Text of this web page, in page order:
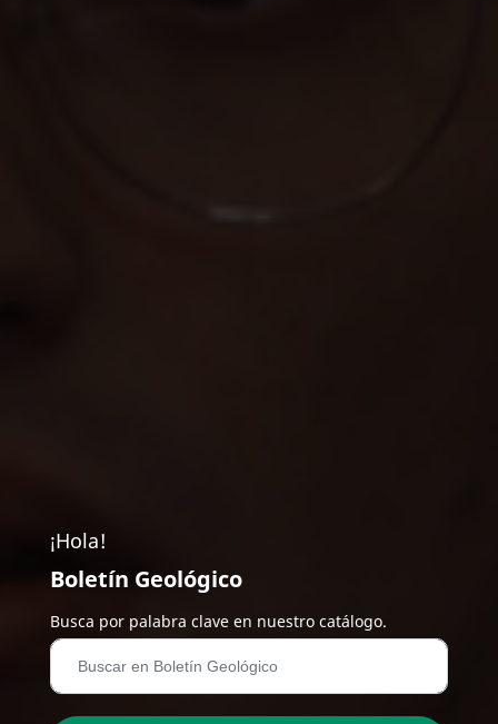
¡Hola!
Boletín Geológico
Busca por palabra clave en nuestro catálogo.